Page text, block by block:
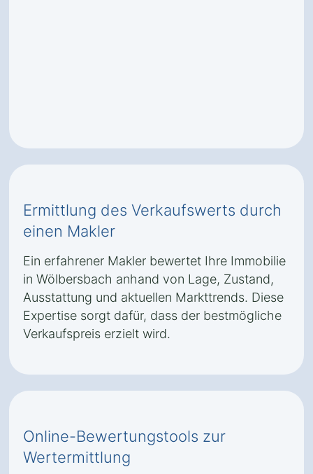
Ermittlung des Verkaufswerts durch
einen Makler
Ein erfahrener Makler bewertet Ihre Immobilie
in Wölbersbach anhand von Lage, Zustand,
Ausstattung und aktuellen Markttrends. Diese
Expertise sorgt dafür, dass der bestmögliche
Verkaufspreis erzielt wird.
Online-Bewertungstools zur
Wertermittlung